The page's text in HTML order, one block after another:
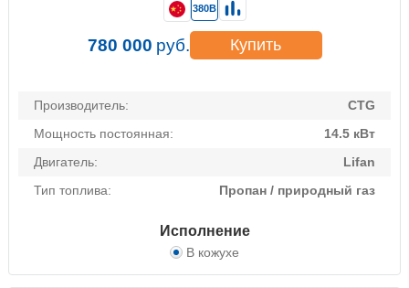
Производитель:
CTG
Мощность постоянная:
14.5 кВт
Двигатель:
Lifan
Тип топлива:
Пропан / природный газ
Исполнение
В кожухе
380В
780 000 руб. Купить